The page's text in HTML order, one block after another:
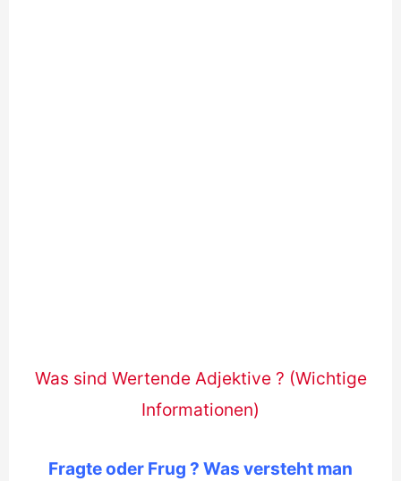
Was sind Wertende Adjektive ? (Wichtige
Informationen)
Fragte oder Frug ? Was versteht man